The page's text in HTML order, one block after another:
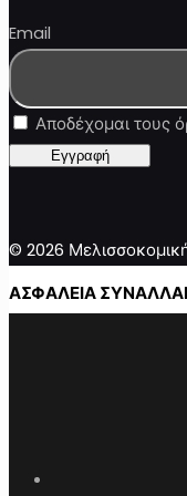
Email
Αποδέχομαι τους
© 2026
ΑΣΦΑΛΕΙΑ